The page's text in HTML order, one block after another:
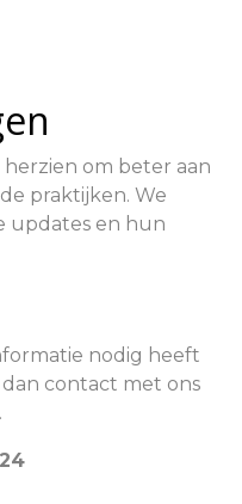
om beter aan
praktijken. We
updates en hun
nodig heeft
contact met ons
.